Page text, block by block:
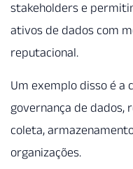
stakeholders e
ativos de dados com
reputacional.
Um exemplo disso é a
governança de dados,
coleta,
organizações.